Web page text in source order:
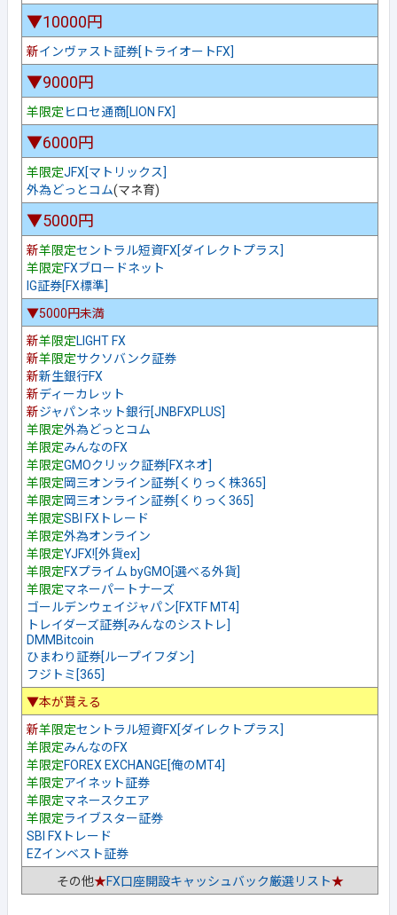
▼10000円
新インヴァスト証券[トライオートFX]
▼9000円
羊限定 ヒロセ通商[LION FX]
▼6000円
羊限定JFX[マトリックス]
外為どっとコム(マネ育)
▼5000円
新羊限定セントラル短資FX[ダイレクトプラス]
羊限定FXブロードネット
IG証券[FX標準]
▼5000円未満
新羊限定LIGHT FX
新羊限定サクソバンク証券
新新生銀行FX
新ディーカレット
新ジャパンネット銀行[JNBFXPLUS]
羊限定外為どっとコム
羊限定みんなのFX
羊限定GMOクリック証券[FXネオ]
羊限定岡三オンライン証券[くりっく株365]
羊限定岡三オンライン証券[くりっく365]
羊限定SBI FXトレード
羊限定外為オンライン
羊限定YJFX![外貨ex]
羊限定FXプライム byGMO[選べる外貨]
羊限定マネーパートナーズ
ゴールデンウェイジャパン[FXTF MT4]
トレイダーズ証券[みんなのシストレ]
DMMBitcoin
ひまわり証券[ループイフダン]
フジトミ[365]
▼本が貰える
新羊限定セントラル短資FX[ダイレクトプラス]
羊限定みんなのFX
羊限定FOREX EXCHANGE[俺のMT4]
羊限定アイネット証券
羊限定マネースクエア
羊限定ライブスター証券
SBI FXトレード
EZインベスト証券
その他★FX口座開設キャッシュバック厳選リスト★